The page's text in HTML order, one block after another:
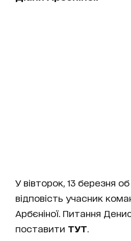
У вівторок, 13 березня
відповість учасник
Арбєніної. Питання
поставити ТУТ